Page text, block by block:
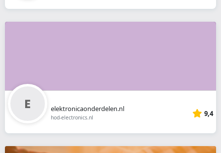
elektronicaonderdelen.nl
hod-electronics.nl 9,4